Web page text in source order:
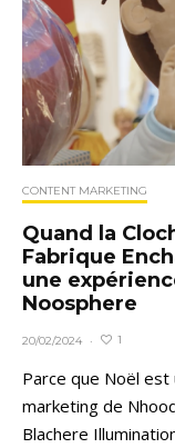
CONTENT MARKETING
Quand la
Fabrique
une
Noosphere
20/02/2024 · 1
Parce que Noël est
marketing de
Blachere